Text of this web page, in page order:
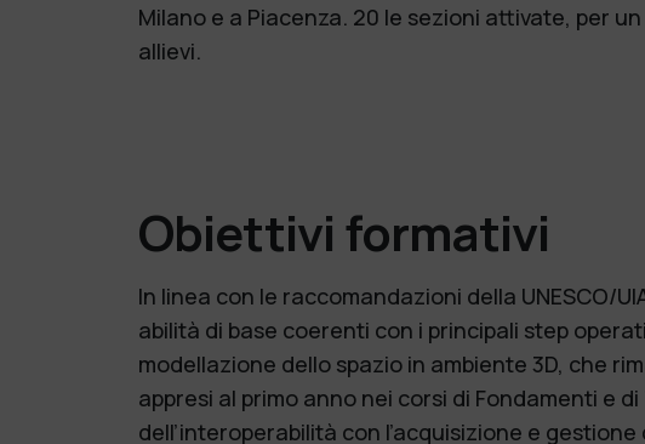
Milano e a Piacenza. 20 le sezioni attivate, per
allievi.
Obiettivi formativi
In linea con le raccomandazioni della UNESCO/
abilità di base coerenti con i principali step
modellazione dello spazio in ambiente 3D, che
appresi al primo anno nei corsi di Fondamenti e
dell’interoperabilità con l’acquisizione e